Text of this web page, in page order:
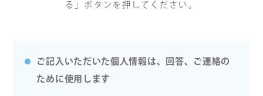
る」ボタンを押してください。
ご記入いただいた個人情報は、回答、ご連絡の
ために使用します